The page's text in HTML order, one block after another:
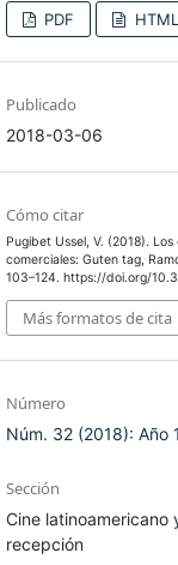
PDF HTML
Publicado
2018-03-06
Cómo citar
Pugibet Ussel, V. (2018).
comerciales: Guten tag,
103–124. https://doi.org/
Más formatos de cita
Número
Núm. 32 (2018): Año
Sección
Cine latinoamericano
recepción